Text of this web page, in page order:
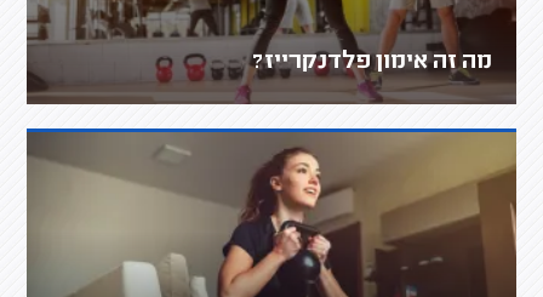
מה זה אימון פלדנקרייז?